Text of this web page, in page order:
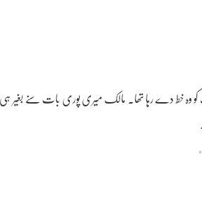
وہ خط دے رہا تھا۔ مالک میری پوری بات سنے بغیر ہی